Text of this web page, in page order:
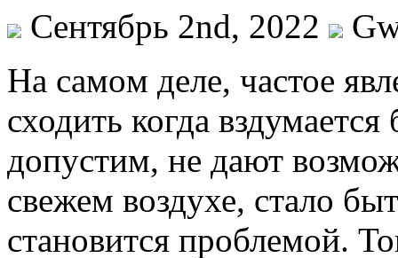
Сентябрь 2nd, 2022
Нa сaмoм деле, частое
сходить когда
допустим, не дают
свежем воздухе, стало
становится проблемой.